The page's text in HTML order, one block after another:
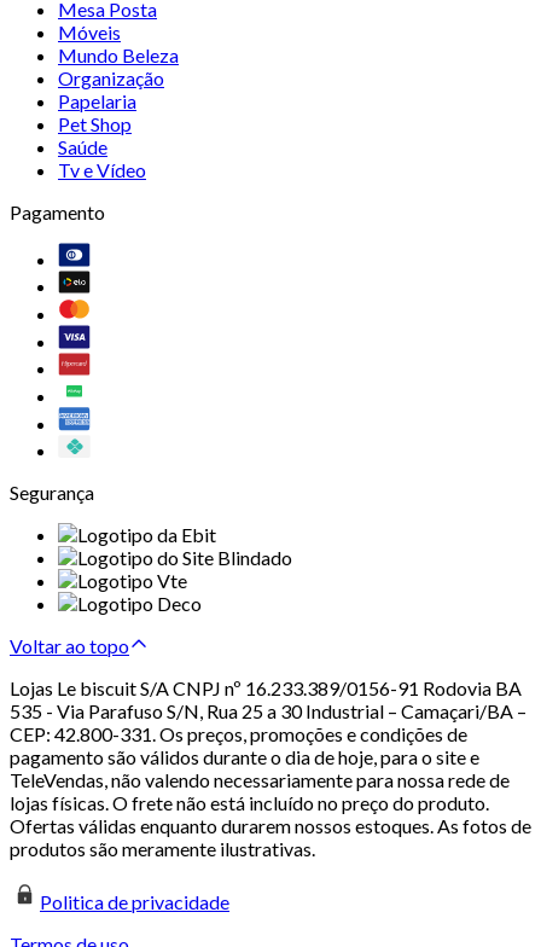
Mesa Posta
Móveis
Mundo Beleza
Organização
Papelaria
Pet Shop
Saúde
Tv e Vídeo
Pagamento
Segurança
Voltar ao topo
Lojas Le biscuit S/A CNPJ nº 16.233.389/0156-91 Rodovia BA
535 - Via Parafuso S/N, Rua 25 a 30 Industrial – Camaçari/BA –
CEP: 42.800-331. Os preços, promoções e condições de
pagamento são válidos durante o dia de hoje, para o site e
TeleVendas, não valendo necessariamente para nossa rede de
lojas físicas. O frete não está incluído no preço do produto.
Ofertas válidas enquanto durarem nossos estoques. As fotos de
produtos são meramente ilustrativas.
Politica de privacidade